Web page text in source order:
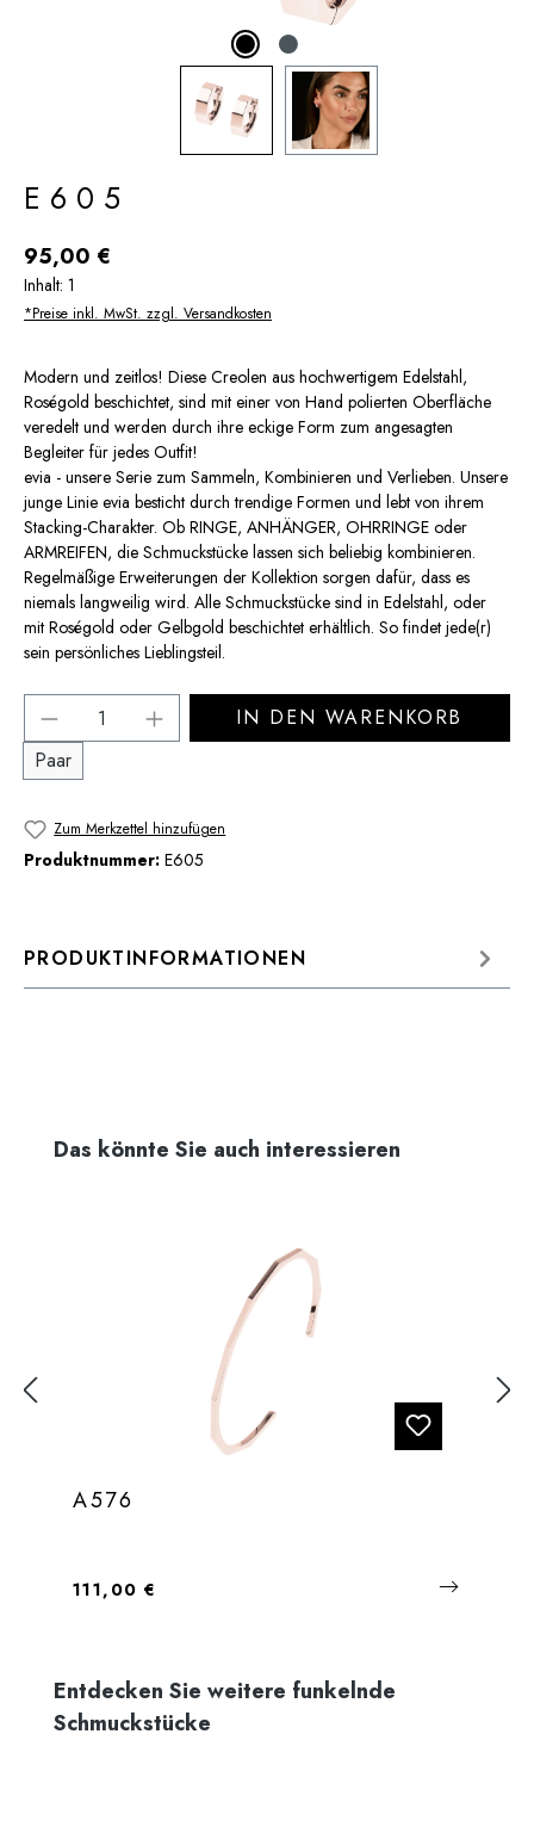
E605
Regulärer Preis:
95,00 €
Inhalt: 1
*Preise inkl. MwSt. zzgl. Versandkosten
Modern und zeitlos! Diese Creolen aus hochwertigem Edelstahl,
Roségold beschichtet, sind mit einer von Hand polierten Oberfläche
veredelt und werden durch ihre eckige Form zum angesagten
Begleiter für jedes Outfit!
evia - unsere Serie zum Sammeln, Kombinieren und Verlieben. Unsere
junge Linie evia besticht durch trendige Formen und lebt von ihrem
Stacking-Charakter. Ob RINGE, ANHÄNGER, OHRRINGE oder
ARMREIFEN, die Schmuckstücke lassen sich beliebig kombinieren.
Regelmäßige Erweiterungen der Kollektion sorgen dafür, dass es
niemals langweilig wird. Alle Schmuckstücke sind in Edelstahl, oder
mit Roségold oder Gelbgold beschichtet erhältlich. So findet jede(r)
sein persönliches Lieblingsteil.
Produkt Anzahl: Gib den gewünschten
Paar
IN DEN WARENKORB
Zum Merkzettel hinzufügen
Produktnummer: E605
PRODUKTINFORMATIONEN
Produktgalerie überspringen
Das könnte Sie auch interessieren
A576
Regulärer Preis:
111,00 €
Produktgalerie überspringen
Entdecken Sie weitere funkelnde
Schmuckstücke